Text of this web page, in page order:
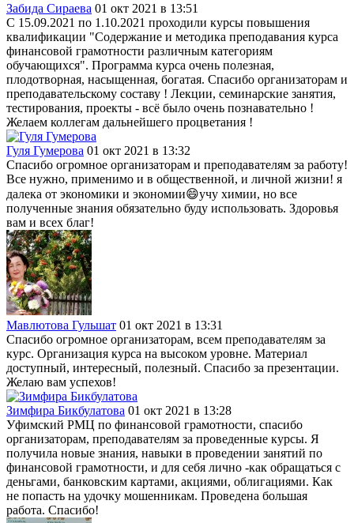
Забида Сираева 01 окт 2021 в 13:51
С 15.09.2021 по 1.10.2021 проходили курсы повышения
квалификации "Содержание и методика преподавания курса
финансовой грамотности различным категориям
обучающихся". Программа курса очень полезная,
плодотворная, насыщенная, богатая. Спасибо организаторам и
преподавательскому составу ! Лекции, семинарские занятия,
тестирования, проекты - всё было очень познавательно !
Желаем коллегам дальнейшего процветания !
Гуля Гумерова 01 окт 2021 в 13:32
Спасибо огромное организаторам и преподавателям за работу!
Все нужно, применимо и в общественной, и личной жизни! я
далека от экономики и экономии😄учу химии, но все
полученные знания обязательно буду использовать. Здоровья
вам и всех благ!
Мавлютова Гульшат 01 окт 2021 в 13:31
Спасибо огромное организаторам, всем преподавателям за
курс. Организация курса на высоком уровне. Материал
доступный, интересный, полезный. Спасибо за презентации.
Желаю вам успехов!
Зимфира Бикбулатова 01 окт 2021 в 13:28
Уфимский РМЦ по финансовой грамотности, спасибо
организаторам, преподавателям за проведенные курсы. Я
получила новые знания, навыки в проведении занятий по
финансовой грамотности, и для себя лично -как обращаться с
деньгами, банковским картами, акциями, облигациями. Как
не попасть на удочку мошенникам. Проведена большая
работа. Спасибо!